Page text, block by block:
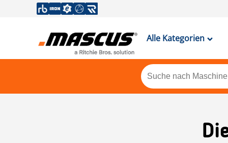
Alle Kategorien